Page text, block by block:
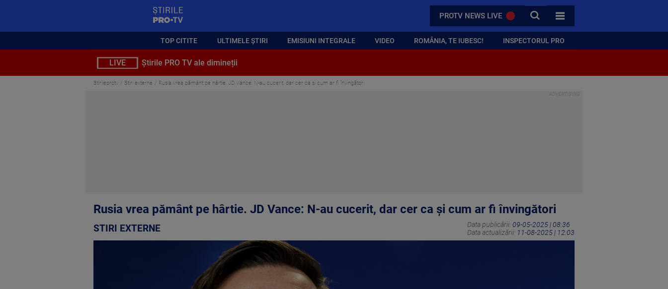
PROTV NEWS LIVE CAUTA
TOATE CATEGORIILE
TOP CITITE ULTIMELE ȘTIRI EMISIUNI INTEGRALE VIDEO ROMÂNIA, TE IUBESC! INSPECTORUL PRO
LIVE Știrile PRO TV ale dimineții
Stirileprotv Stiri externe Rusia vrea pământ pe hârtie. JD Vance: N-au cucerit, dar cer ca și cum ar fi învingători
Rusia vrea pământ pe hârtie. JD Vance: N-au cucerit, dar cer ca și cum ar fi învingători
STIRI EXTERNE Data publicării: 09-05-2025 | 08:36
Data actualizării: 11-08-2025 | 12:03